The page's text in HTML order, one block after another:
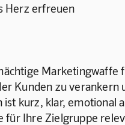
Herz erfreuen
Marketingwaffe
Kunden zu verankern
kurz, klar, emotional
Ihre Zielgruppe